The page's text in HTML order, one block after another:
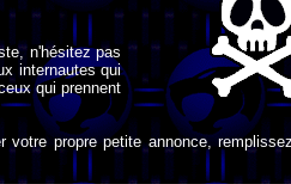
n'hésitez pas
internautes qui
qui prennent
propre petite annonce,